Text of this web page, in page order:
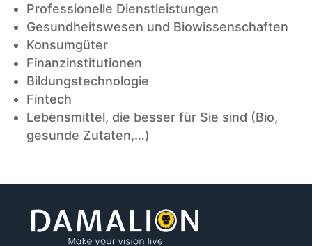
Professionelle Dienstleistungen
Gesundheitswesen und Biowissenschaften
Konsumgüter
Finanzinstitutionen
Bildungstechnologie
Fintech
Lebensmittel, die besser für Sie sind (Bio,
gesunde Zutaten,…)